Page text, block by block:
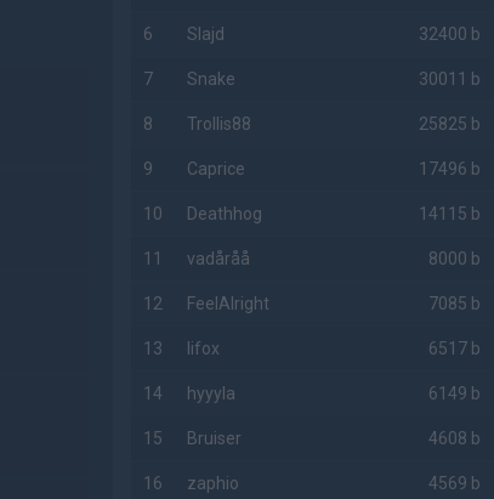
6 Slajd 32400 b
7 Snake 30011 b
8 Trollis88 25825 b
9 Caprice 17496 b
10 Deathhog 14115 b
11 vadåråå 8000 b
12 FeelAlright 7085 b
13 lifox 6517 b
14 hyyyla 6149 b
15 Bruiser 4608 b
16 zaphio 4569 b